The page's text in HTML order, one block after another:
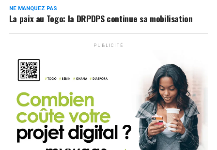
NE MANQUEZ PAS
La paix au Togo: la DRPDPS continue sa mobilisation
PUBLICITÉ